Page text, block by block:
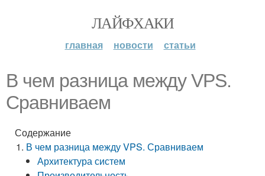
ЛАЙФХАКИ
главная новости статьи
В чем разница между VPS.
Сравниваем
Содержание
В чем разница между VPS. Сравниваем
Архитектура систем